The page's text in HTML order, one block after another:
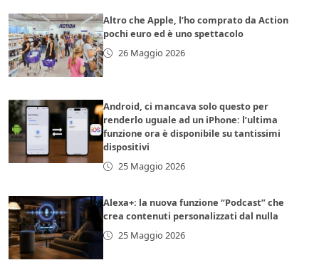
Altro che Apple, l’ho comprato da Action
pochi euro ed è uno spettacolo
26 Maggio 2026
Android, ci mancava solo questo per
renderlo uguale ad un iPhone: l’ultima
funzione ora è disponibile su tantissimi
dispositivi
25 Maggio 2026
Alexa+: la nuova funzione “Podcast” che
crea contenuti personalizzati dal nulla
25 Maggio 2026